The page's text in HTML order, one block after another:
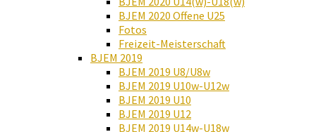
BJEM 2020 Offene U25
Fotos
Freizeit-Meisterschaft
BJEM 2019
BJEM 2019 U8/U8w
BJEM 2019 U10w-U12w
BJEM 2019 U10
BJEM 2019 U12
BJEM 2019 U14w-U18w